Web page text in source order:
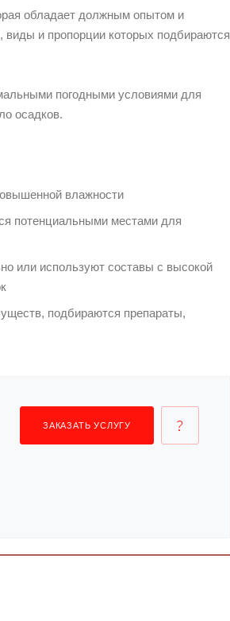
обладает должным опытом и
и пропорции которых подбираются
погодными условиями для
осадков.
влажности
потенциальными местами для
или используют составы с высокой
подбираются препараты,
ЗАКАЗАТЬ УСЛУГУ